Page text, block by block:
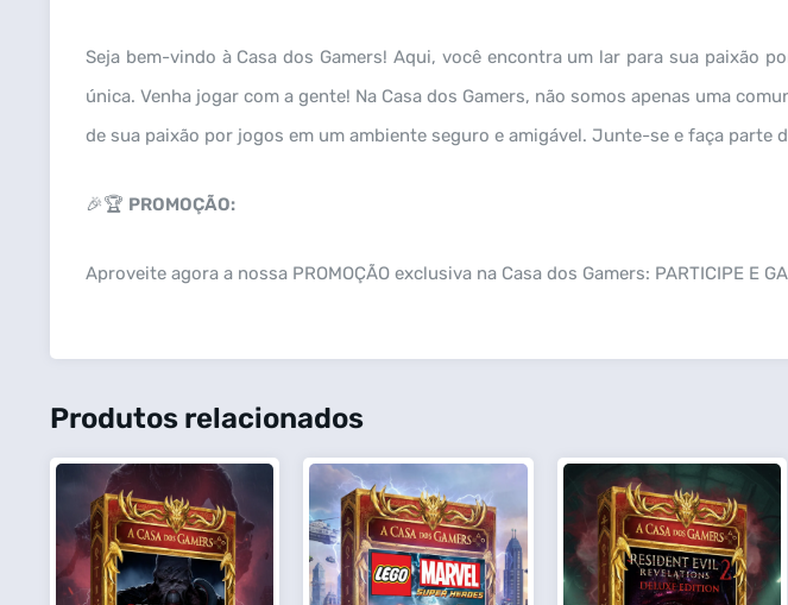
Seja bem-vindo à Casa dos Gamers! Aqui, você encontra um lar para sua paixão
única. Venha jogar com a gente! Na Casa dos Gamers, não somos apenas uma
de sua paixão por jogos em um ambiente seguro e amigável. Junte-se e faça parte
🎉🏆 PROMOÇÃO:
Aproveite agora a nossa PROMOÇÃO exclusiva na Casa dos Gamers: PARTICIPE E
Produtos relacionados